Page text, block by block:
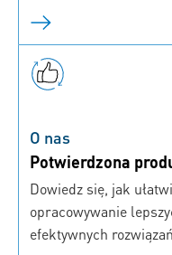
O nas
Potwierdzona
Dowiedz się, jak
opracowywanie
efektywnych